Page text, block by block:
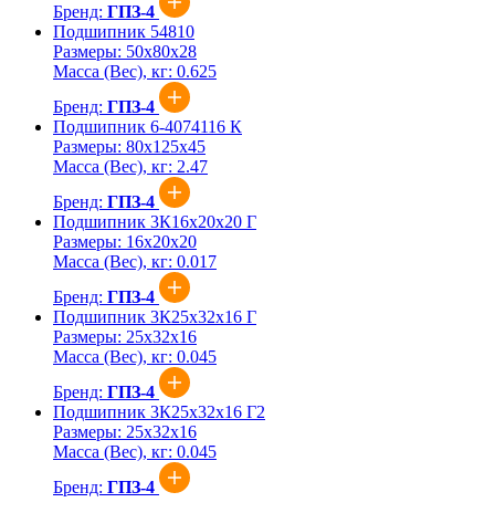
Бренд: ГПЗ-4
Подшипник 54810
Размеры: 50x80x28
Масса (Вес), кг: 0.625
Бренд: ГПЗ-4
Подшипник 6-4074116 К
Размеры: 80x125x45
Масса (Вес), кг: 2.47
Бренд: ГПЗ-4
Подшипник 3К16х20х20 Г
Размеры: 16x20x20
Масса (Вес), кг: 0.017
Бренд: ГПЗ-4
Подшипник 3К25х32х16 Г
Размеры: 25x32x16
Масса (Вес), кг: 0.045
Бренд: ГПЗ-4
Подшипник 3К25х32х16 Г2
Размеры: 25x32x16
Масса (Вес), кг: 0.045
Бренд: ГПЗ-4